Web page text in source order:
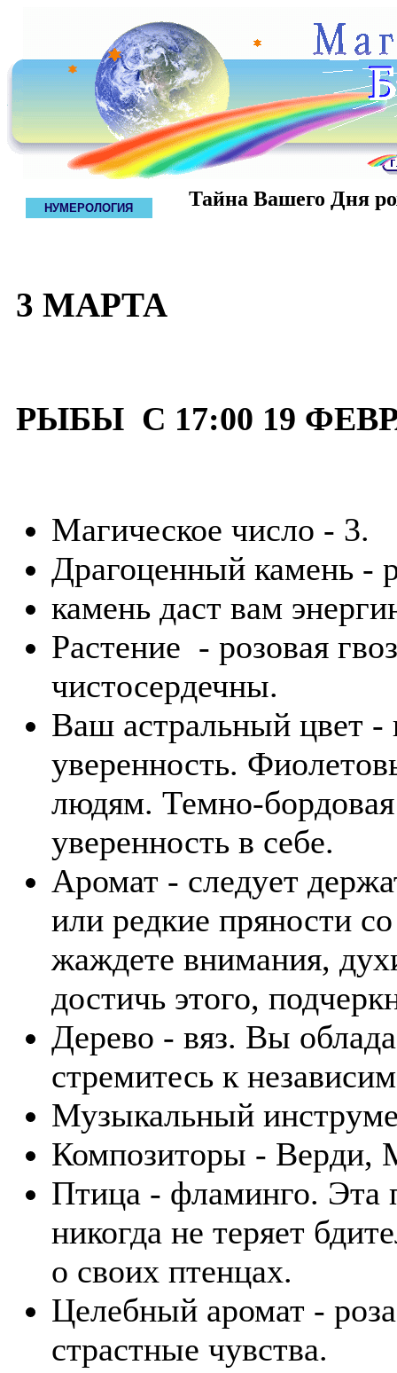
НУМЕРОЛОГИЯ Тайна Вашего Дня
3 МАРТА
РЫБЫ С 17:00 19
Магическое число - 3.
Драгоценный камень -
камень даст вам
Растение - розовая
чистосердечны.
Ваш астральный цвет
уверенность.
людям. Темно-
уверенность в себе.
Аромат - следует
или редкие пряности
жаждете внимания,
достичь этого,
Дерево - вяз. Вы
стремитесь к
Музыкальный
Композиторы - Верди,
Птица - фламинго. Эта
никогда не теряет
о своих птенцах.
Целебный аромат -
страстные чувства.